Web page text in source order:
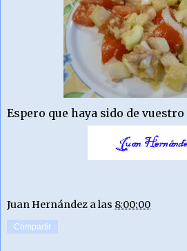
Espero que haya sido de vuestro
Juan Hernández a las 8:00:00
Compartir